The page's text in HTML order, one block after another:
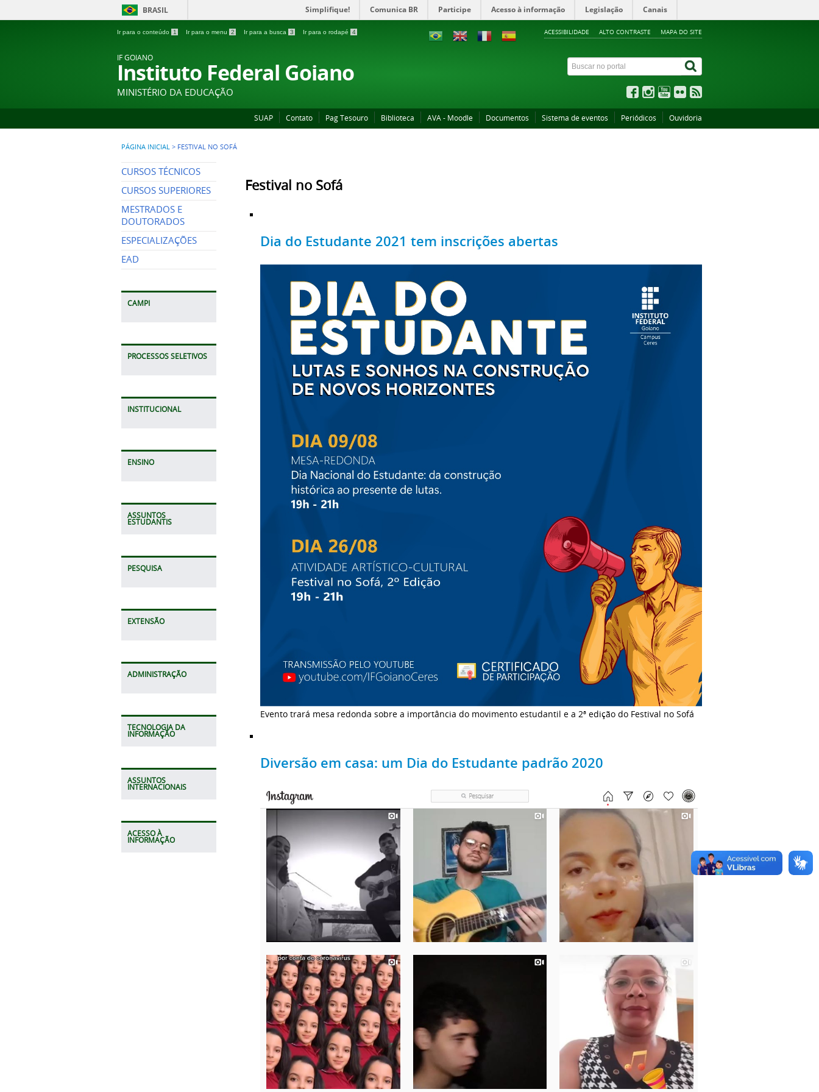
BRASIL Simplifique! Comunica BR Participe Acesso à informação Legislação Canais
Ir para o conteúdo 1 Ir para o menu 2 Ir para a busca 3 Ir para o rodapé 4 ACESSIBILIDADE ALTO CONTRASTE MAPA DO SITE
IF GOIANO
Instituto Federal Goiano
MINISTÉRIO DA EDUCAÇÃO
SUAP Contato Pag Tesouro Biblioteca AVA - Moodle Documentos Sistema de eventos Periódicos Ouvidoria
PÁGINA INICIAL > FESTIVAL NO SOFÁ
CURSOS TÉCNICOS
CURSOS SUPERIORES
MESTRADOS E
DOUTORADOS
ESPECIALIZAÇÕES
EAD
CAMPI
PROCESSOS SELETIVOS
INSTITUCIONAL
ENSINO
ASSUNTOS
ESTUDANTIS
PESQUISA
EXTENSÃO
ADMINISTRAÇÃO
TECNOLOGIA DA
INFORMAÇÃO
ASSUNTOS
INTERNACIONAIS
ACESSO À
INFORMAÇÃO
Festival no Sofá
Dia do Estudante 2021 tem inscrições abertas
Evento trará mesa redonda sobre a importância do movimento estudantil e a 2ª edição do Festival no Sofá
Diversão em casa: um Dia do Estudante padrão 2020